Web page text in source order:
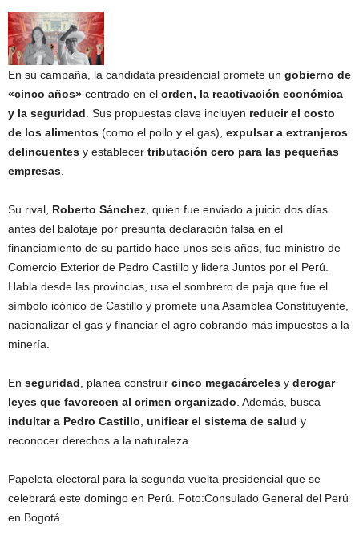
En su campaña, la candidata presidencial promete un gobierno de
«cinco años» centrado en el orden, la reactivación económica
y la seguridad . Sus propuestas clave incluyen reducir el costo
de los alimentos (como el pollo y el gas), expulsar a extranjeros
delincuentes y establecer tributación cero para las pequeñas
empresas
Su rival, Roberto Sánchez , quien fue enviado a juicio dos días
antes del balotaje por presunta declaración falsa en el
financiamiento de su partido hace unos seis años, fue ministro de
Comercio Exterior de Pedro Castillo y lidera Juntos por el Perú.
Habla desde las provincias, usa el sombrero de paja que fue el
símbolo icónico de Castillo y promete una Asamblea Constituyente,
nacionalizar el gas y financiar el agro cobrando más impuestos a la
minería.
En seguridad , planea construir cinco megacárceles y derogar
leyes que favorecen al crimen organizado . Además, busca
indultar a Pedro Castillo unificar el sistema de salud y
reconocer derechos a la naturaleza.
Papeleta electoral para la segunda vuelta presidencial que se
celebrará este domingo en Perú.
Foto:Consulado General del Perú
en Bogotá